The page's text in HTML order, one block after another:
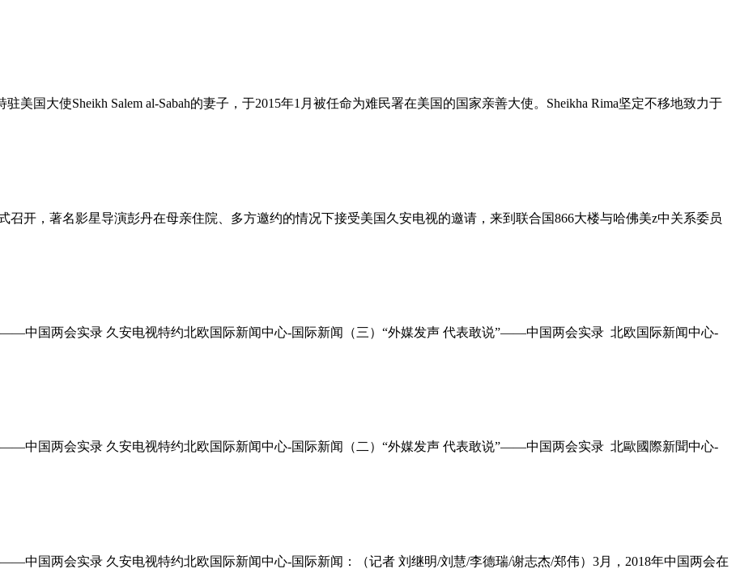
美国大使Sheikh Salem al-Sabah的妻子，于2015年1月被任命为难民署在美国的国家亲善大使。Sheikha Rima坚定不移地致力于
召开，著名影星导演彭丹在母亲住院、多方邀约的情况下接受美国久安电视的邀请，来到联合国866大楼与哈佛美z中关系委员
中国两会实录 久安电视特约北欧国际新闻中心-国际新闻（三）“外媒发声 代表敢说”——中国两会实录 北欧国际新闻中心-
中国两会实录 久安电视特约北欧国际新闻中心-国际新闻（二）“外媒发声 代表敢说”——中国两会实录 北歐國際新聞中心-
中国两会实录 久安电视特约北欧国际新闻中心-国际新闻：（记者 刘继明/刘慧/李德瑞/谢志杰/郑伟）3月，2018年中国两会在